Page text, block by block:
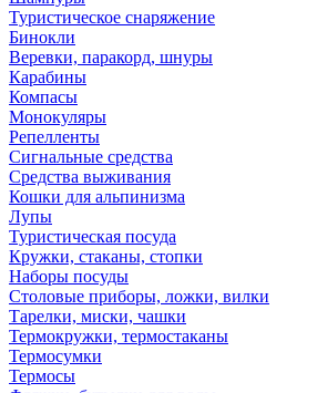
Туристическое снаряжение
Бинокли
Веревки, паракорд, шнуры
Карабины
Компасы
Монокуляры
Репелленты
Сигнальные средства
Средства выживания
Кошки для альпинизма
Лупы
Туристическая посуда
Кружки, стаканы, стопки
Наборы посуды
Столовые приборы, ложки, вилки
Тарелки, миски, чашки
Термокружки, термостаканы
Термосумки
Термосы